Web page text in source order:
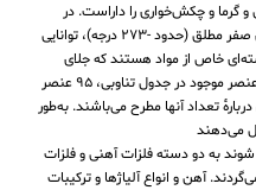
گرما و چکش‌خواری را داراست. در
تعریف فیزیکی فلز ماده ای است که در دمای صفر مطلق (حدود -۲۷۳ درجه)، توانایی
خاص از مواد هستند که جلای
فلزی داشته و معمولاً محکم هستند. از ۱۱۸ عنصر موجود در جدول تناوبی، ۹۵ عنصر
تعداد آنها مطرح می‌باشند. به‌طور
به دو دسته فلزات آهنی و فلزات
آهن و انواع آلیاژها و ترکیبات